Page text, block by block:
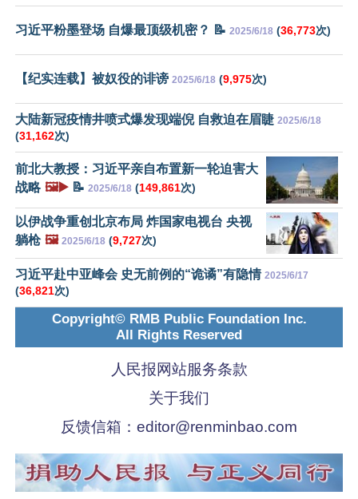
习近平粉墨登场 自爆最顶级机密？ 📝 2025/6/18 (36,773次)
【纪实连载】被奴役的诽谤 2025/6/18 (9,975次)
大陆新冠疫情井喷式爆发现端倪 自救迫在眉睫 2025/6/18
(31,162次)
前北大教授：习近平亲自布置新一轮迫害大
战略 🖼️▶️ 📝 2025/6/18 (149,861次)
以伊战争重创北京布局 炸国家电视台 央视
躺枪 🖼️ 2025/6/18 (9,727次)
习近平赴中亚峰会 史无前例的“诡谲”有隐情 2025/6/17
(36,821次)
Copyright© RMB Public Foundation Inc.
All Rights Reserved
人民报网站服务条款
关于我们
反馈信箱： editor@renminbao.com